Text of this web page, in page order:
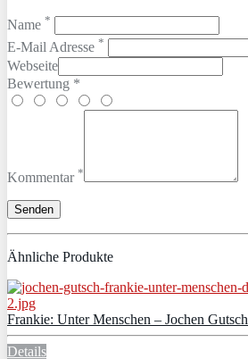
Name *
E-Mail Adresse *
Webseite
Bewertung *
Kommentar *
Ähnliche Produkte
Frankie: Unter Menschen – Jochen Gutsch
Details